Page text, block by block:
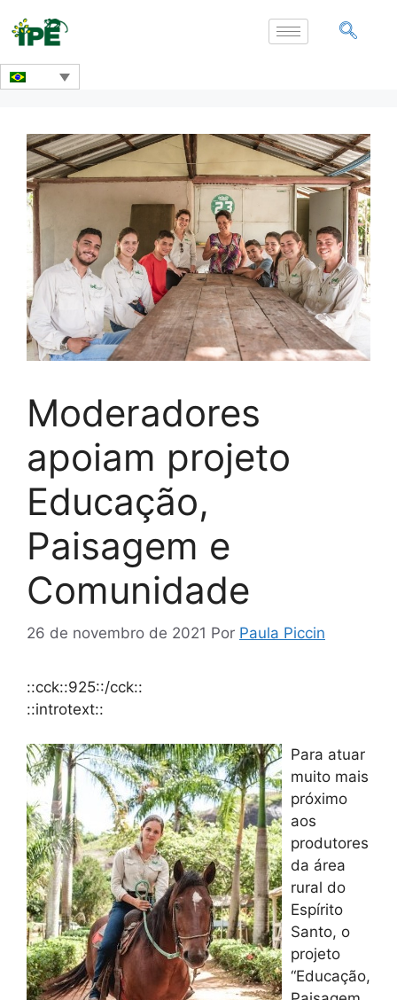
Moderadores
apoiam projeto
Educação,
Paisagem e
Comunidade
26 de novembro de 2021 Por Paula Piccin
::cck::925::/cck::
::introtext::
Para atuar
muito mais
próximo
aos
produtores
da área
rural do
Espírito
Santo, o
projeto
“Educação,